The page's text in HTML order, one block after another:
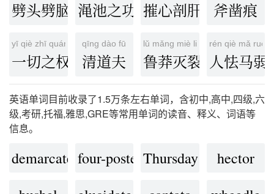
劈头劈脑 渑池之功 摧心剖肝 斧凿痕
yī qiè zhī quán
一切之权
qīng dào fū
清道夫
lǔ mǎng miè liè
鲁莽灭裂
rén qiè mǎ ruò
人怯马弱
英语单词目前收录了1.5万条左右单词，含初中,高中,四级,六
级,考研,托福,雅思,GRE等常用单词的读音、释义、词语等
信息。
demarcate four-poster Thursday
hector